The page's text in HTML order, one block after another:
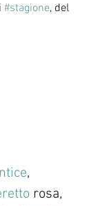
#stagione, del
,
rosa,